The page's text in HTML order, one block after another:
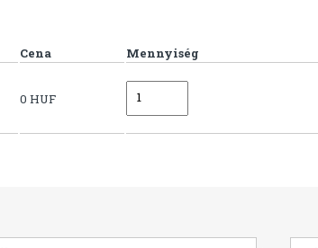
Cena Mennyiség
0 HUF